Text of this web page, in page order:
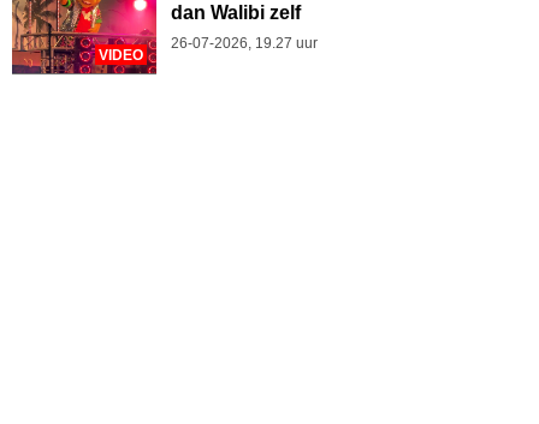
VIDEO
dan Walibi zelf
26-07-2026, 19.27 uur